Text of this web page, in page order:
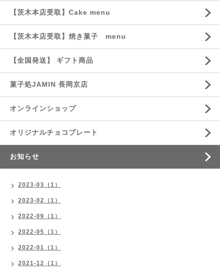
【茨木本店受取】Cake menu
【茨木本店受取】焼き菓子 menu
【全国発送】 ギフト商品
菓子処JAMIN 長岡京店
オンラインショップ
オリジナルチョコプレート
お知らせ
2023-03（1）
2023-02（1）
2022-09（1）
2022-05（1）
2022-01（1）
2021-12（1）